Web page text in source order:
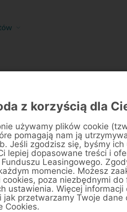
16
które pomogą
z korzyścią dla
używamy plików cookie
pomagają nam ją
Jeśli zgodzisz się, byśmy
lepiej dopasowane treści i
Funduszu Leasingowego.
momencie. Możesz
poza niezbędnymi
ustawienia. Więcej
jak przetwarzamy Twoje
Cookies.